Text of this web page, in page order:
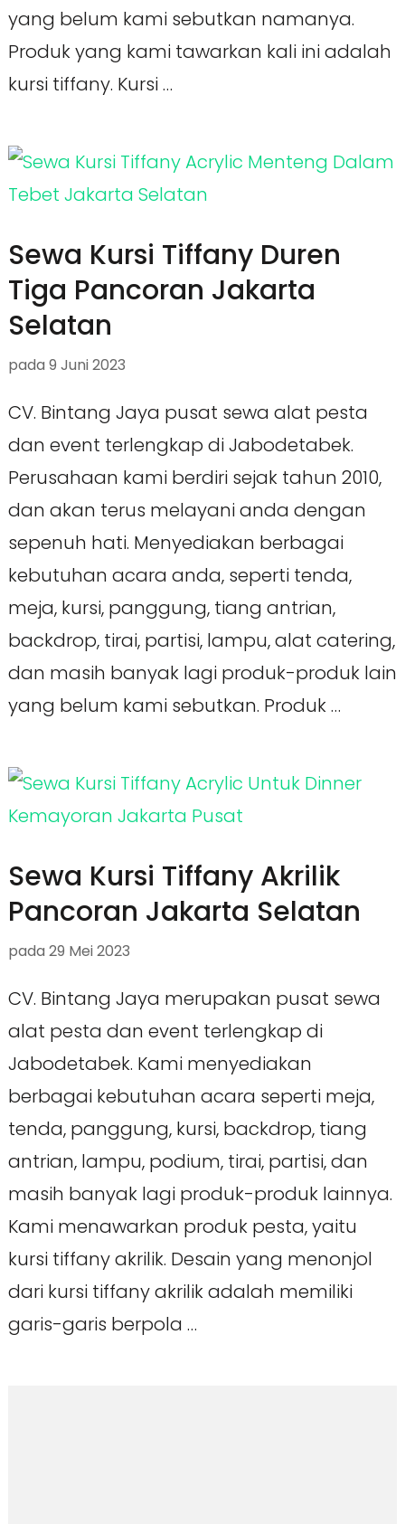
yang belum kami sebutkan namanya.
Produk yang kami tawarkan kali ini adalah
kursi tiffany. Kursi …
Sewa Kursi Tiffany Duren
Tiga Pancoran Jakarta
Selatan
pada 9 Juni 2023
CV. Bintang Jaya pusat sewa alat pesta
dan event terlengkap di Jabodetabek.
Perusahaan kami berdiri sejak tahun 2010,
dan akan terus melayani anda dengan
sepenuh hati. Menyediakan berbagai
kebutuhan acara anda, seperti tenda,
meja, kursi, panggung, tiang antrian,
backdrop, tirai, partisi, lampu, alat catering,
dan masih banyak lagi produk-produk lain
yang belum kami sebutkan. Produk …
Sewa Kursi Tiffany Akrilik
Pancoran Jakarta Selatan
pada 29 Mei 2023
CV. Bintang Jaya merupakan pusat sewa
alat pesta dan event terlengkap di
Jabodetabek. Kami menyediakan
berbagai kebutuhan acara seperti meja,
tenda, panggung, kursi, backdrop, tiang
antrian, lampu, podium, tirai, partisi, dan
masih banyak lagi produk-produk lainnya.
Kami menawarkan produk pesta, yaitu
kursi tiffany akrilik. Desain yang menonjol
dari kursi tiffany akrilik adalah memiliki
garis-garis berpola …